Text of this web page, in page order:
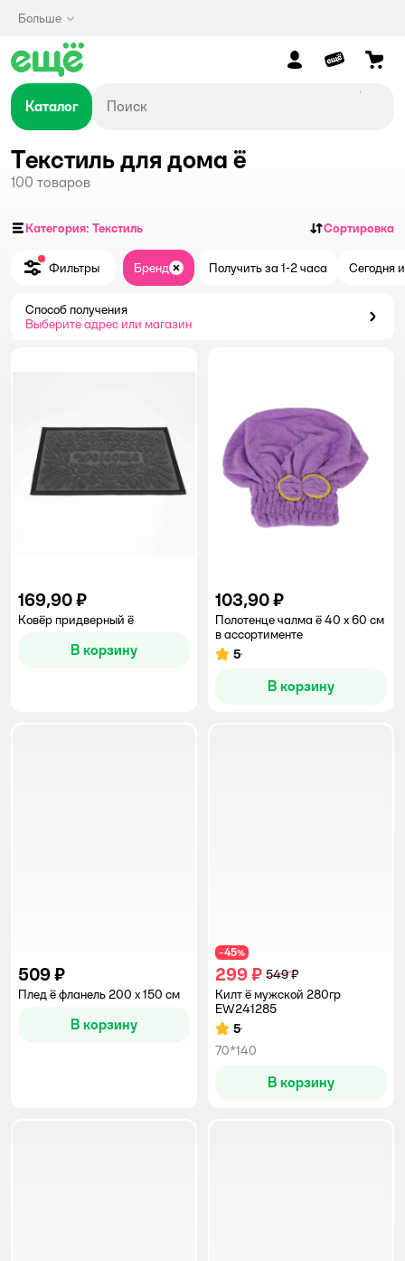
Больше
Каталог
Текстиль для дома ё
100 товаров
Категория: Текстиль Сортировка
Фильтры Бренд ЗакрытьПолучить за 1-2 часа Сегодня
Способ получения
Выберите адрес или магазин
169,90 ₽
Ковёр придверный ё
В корзину
103,90 ₽
Полотенце чалма ё 40 x 60 см
в ассортименте
Рейтинг:
5
В корзину
509 ₽
Плед ё фланель 200 x 150 см
В корзину
−45%
299 ₽ 549 ₽
Килт ё мужской 280гр
EW241285
Рейтинг:
5
70*140
В корзину